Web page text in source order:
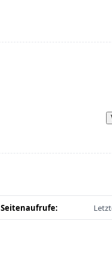
Seitenaufrufe: